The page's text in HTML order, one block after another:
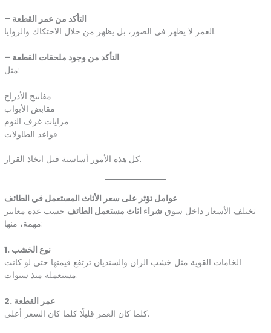
– التأكد من عمر القطعة
العمر لا يظهر في الصور، بل يظهر من خلال الاحتكاك والزوايا.
– التأكد من وجود ملحقات القطعة
مثل:
مفاتيح الأدراج
مقابض الأبواب
مرايات غرف النوم
قواعد الطاولات
كل هذه الأمور أساسية قبل اتخاذ القرار.
عوامل تؤثر على سعر الأثاث المستعمل في الطائف
تختلف الأسعار داخل سوق شراء اثاث مستعمل الطائف حسب عدة معايير
مهمة، منها:
1. نوع الخشب
الخامات القوية مثل خشب الزان والسنديان ترتفع قيمتها حتى لو كانت
مستعملة منذ سنوات.
2. عمر القطعة
كلما كان العمر قليلًا كلما كان السعر أعلى.